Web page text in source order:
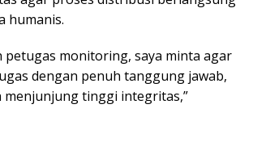
humanis.
petugas monitoring, saya minta agar
dengan penuh tanggung jawab,
menjunjung tinggi integritas,”